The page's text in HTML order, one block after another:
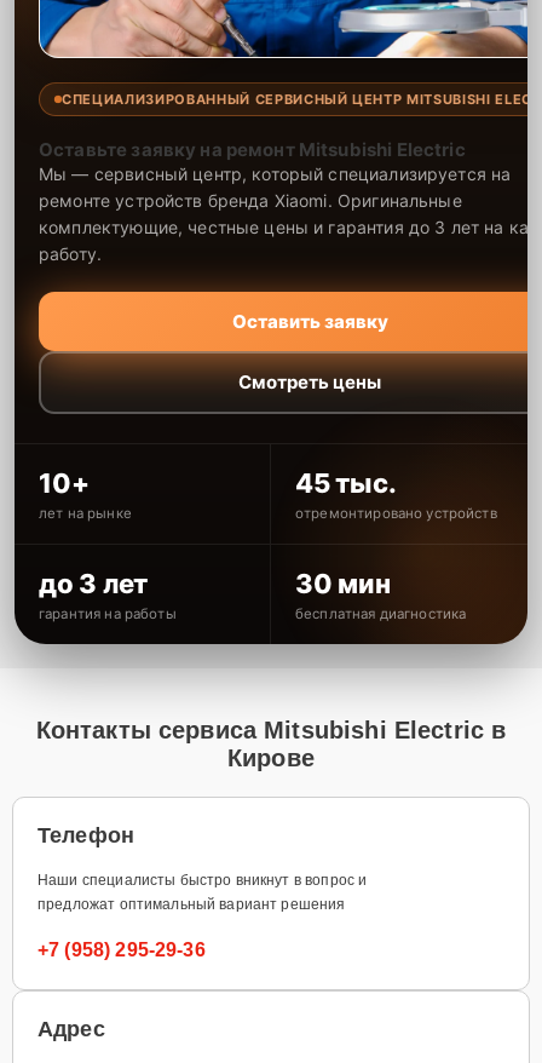
СПЕЦИАЛИЗИРОВАННЫЙ СЕРВИСНЫЙ ЦЕНТР MITSUBISHI
Оставьте заявку на ремонт Mitsubishi Electric
Мы — сервисный центр, который специализируется на
ремонте устройств бренда Xiaomi. Оригинальные
комплектующие, честные цены и гарантия до 3 лет на
работу.
Оставить заявку
Смотреть цены
10+
лет на рынке
45 тыс.
отремонтировано устройств
до 3 лет
гарантия на работы
30 мин
бесплатная диагностика
Контакты сервиса Mitsubishi Electric в
Кирове
Телефон
Наши специалисты быстро вникнут в вопрос и
предложат оптимальный вариант решения
+7 (958) 295-29-36
Адрес